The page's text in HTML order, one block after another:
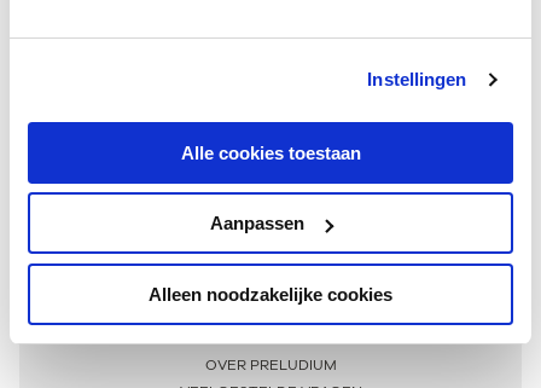
Instellingen
Alle cookies toestaan
Aanpassen
Alleen noodzakelijke cookies
Meer informatie
OVER PRELUDIUM